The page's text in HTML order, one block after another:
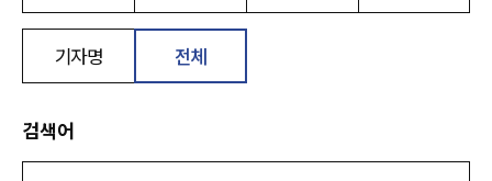
기자명 전체
검색어